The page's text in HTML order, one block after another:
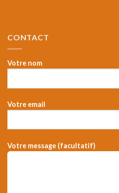
CONTACT
Votre nom
Votre email
Votre message (facultatif)